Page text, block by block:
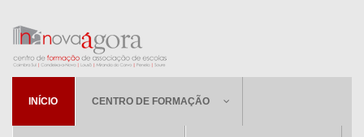
INÍCIO CENTRO DE FORMAÇÃO